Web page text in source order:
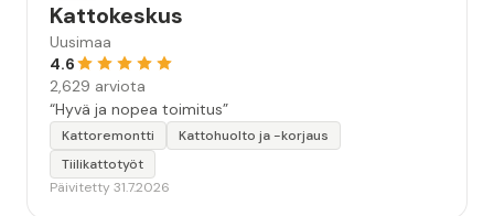
Kattokeskus
Uusimaa
4.6
2,629 arviota
“Hyvä ja nopea toimitus”
Kattoremontti
Kattohuolto ja -korjaus
Tiilikattotyöt
Päivitetty 31.7.2026